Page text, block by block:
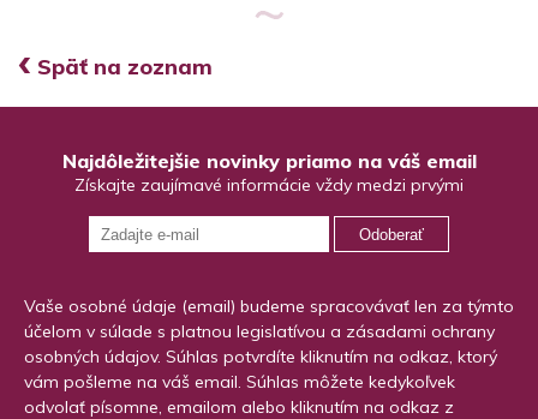
‹ Späť na zoznam
Najdôležitejšie novinky priamo na váš email
Získajte zaujímavé informácie vždy medzi prvými
Odoberať
Vaše osobné údaje (email) budeme spracovávať len za týmto
účelom v súlade s platnou legislatívou a zásadami ochrany
osobných údajov. Súhlas potvrdíte kliknutím na odkaz, ktorý
vám pošleme na váš email. Súhlas môžete kedykoľvek
odvolať písomne, emailom alebo kliknutím na odkaz z